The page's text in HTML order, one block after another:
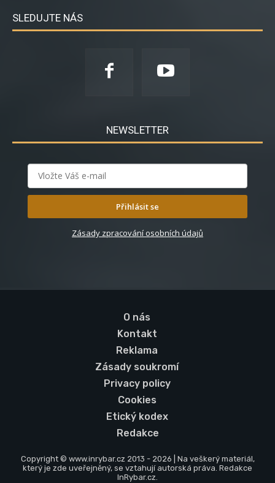
SLEDUJTE NÁS
NEWSLETTER
Přihlásit se
Zásady zpracování osobních údajů
O nás
Kontakt
Reklama
Zásady soukromí
Privacy policy
Cookies
Etický kodex
Redakce
Copyright © www.inrybar.cz 2013 - 2026 | Na veškerý materiál,
který je zde uveřejněný, se vztahují autorská práva. Redakce
InRybar.cz.